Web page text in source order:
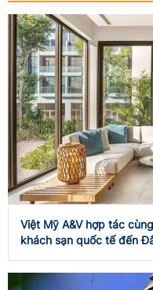
Việt Mỹ A&V hợp tác
khách sạn quốc tế đến